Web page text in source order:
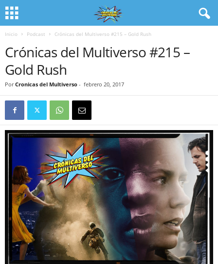
Inicio Podcast Crónicas del Multiverso #215 – Gold Rush
Crónicas del Multiverso #215 –
Gold Rush
Por Cronicas del Multiverso - febrero 20, 2017